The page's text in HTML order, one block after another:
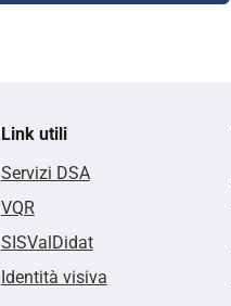
Link utili
Servizi DSA
VQR
SISValDidat
Identità visiva